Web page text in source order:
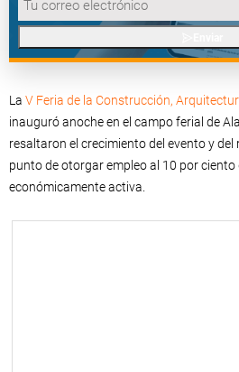
La V Feria de la Construcción,
inauguró anoche en el campo ferial de
resaltaron el crecimiento del evento y del
punto de otorgar empleo al 10 por ciento
económicamente activa.